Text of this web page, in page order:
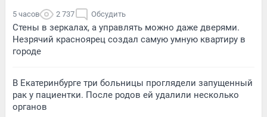
5 часов 2 737 Обсудить
Стены в зеркалах, а управлять можно даже дверями.
Незрячий красноярец создал самую умную квартиру в
городе
В Екатеринбурге три больницы проглядели запущенный
рак у пациентки. После родов ей удалили несколько
органов